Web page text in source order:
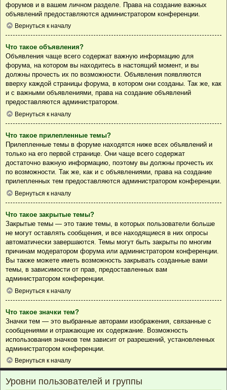
форумов и в вашем личном разделе. Права на создание важных
объявлений предоставляются администратором конференции.
Вернуться к началу
Что такое объявления?
Объявления чаще всего содержат важную информацию для
форума, на котором вы находитесь в настоящий момент, и вы
должны прочесть их по возможности. Объявления появляются
вверху каждой страницы форума, в котором они созданы. Так же, как
и с важными объявлениями, права на создание объявлений
предоставляются администратором.
Вернуться к началу
Что такое прилепленные темы?
Прилепленные темы в форуме находятся ниже всех объявлений и
только на его первой странице. Они чаще всего содержат
достаточно важную информацию, поэтому вы должны прочесть их
по возможности. Так же, как и с объявлениями, права на создание
прилепленных тем предоставляются администратором конференции.
Вернуться к началу
Что такое закрытые темы?
Закрытые темы — это такие темы, в которых пользователи больше
не могут оставлять сообщения, и все находящиеся в них опросы
автоматически завершаются. Темы могут быть закрыты по многим
причинам модератором форума или администратором конференции.
Вы также можете иметь возможность закрывать созданные вами
темы, в зависимости от прав, предоставленных вам
администратором конференции.
Вернуться к началу
Что такое значки тем?
Значки тем — это выбранные авторами изображения, связанные с
сообщениями и отражающие их содержание. Возможность
использования значков тем зависит от разрешений, установленных
администратором конференции.
Вернуться к началу
Уровни пользователей и группы